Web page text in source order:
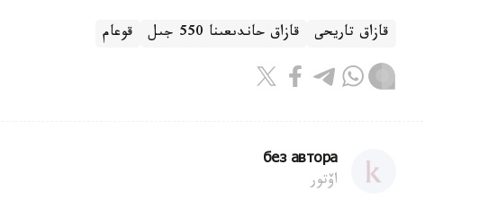
قازاق تاريحى قازاق حاندىعىنا 550 جىل قوعام
без автора
اۆتور